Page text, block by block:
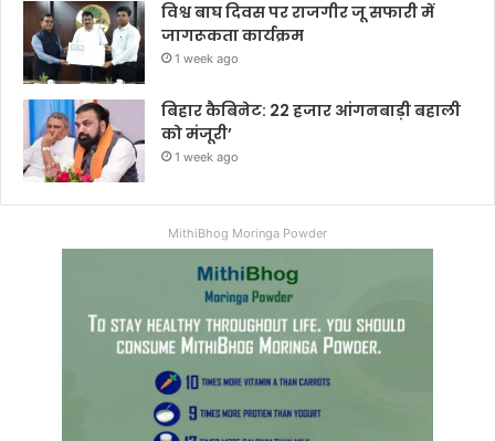
विश्व बाघ दिवस पर राजगीर जू सफारी में
जागरूकता कार्यक्रम
1 week ago
बिहार कैबिनेट: 22 हजार आंगनबाड़ी बहाली
को मंजूरी’
1 week ago
MithiBhog Moringa Powder